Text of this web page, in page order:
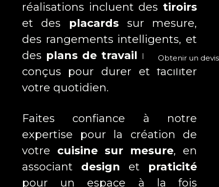
Obtenir un devis
réalisations incluent des tiroirs
et des placards sur mesure,
des rangements intelligents, et
des plans de travail résistants,
conçus pour durer et faciliter
votre quotidien.
Faites confiance à notre
expertise pour la création de
votre cuisine sur mesure, en
associant design et praticité
pour un espace à la fois